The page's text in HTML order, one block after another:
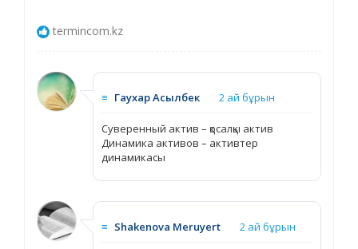
termincom.kz
≡ Гаухар Асылбек 2 ай бұрын
Суверенный актив – қосалқы актив
Динамика активов – активтер
динамикасы
≡ Shakenova Meruyert 2 ай бұрын